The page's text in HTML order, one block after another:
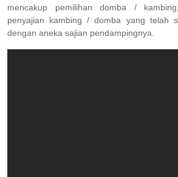
mencakup pemilihan domba /
penyajian kambing / domba yang telah
dengan aneka sajian pendampingnya.